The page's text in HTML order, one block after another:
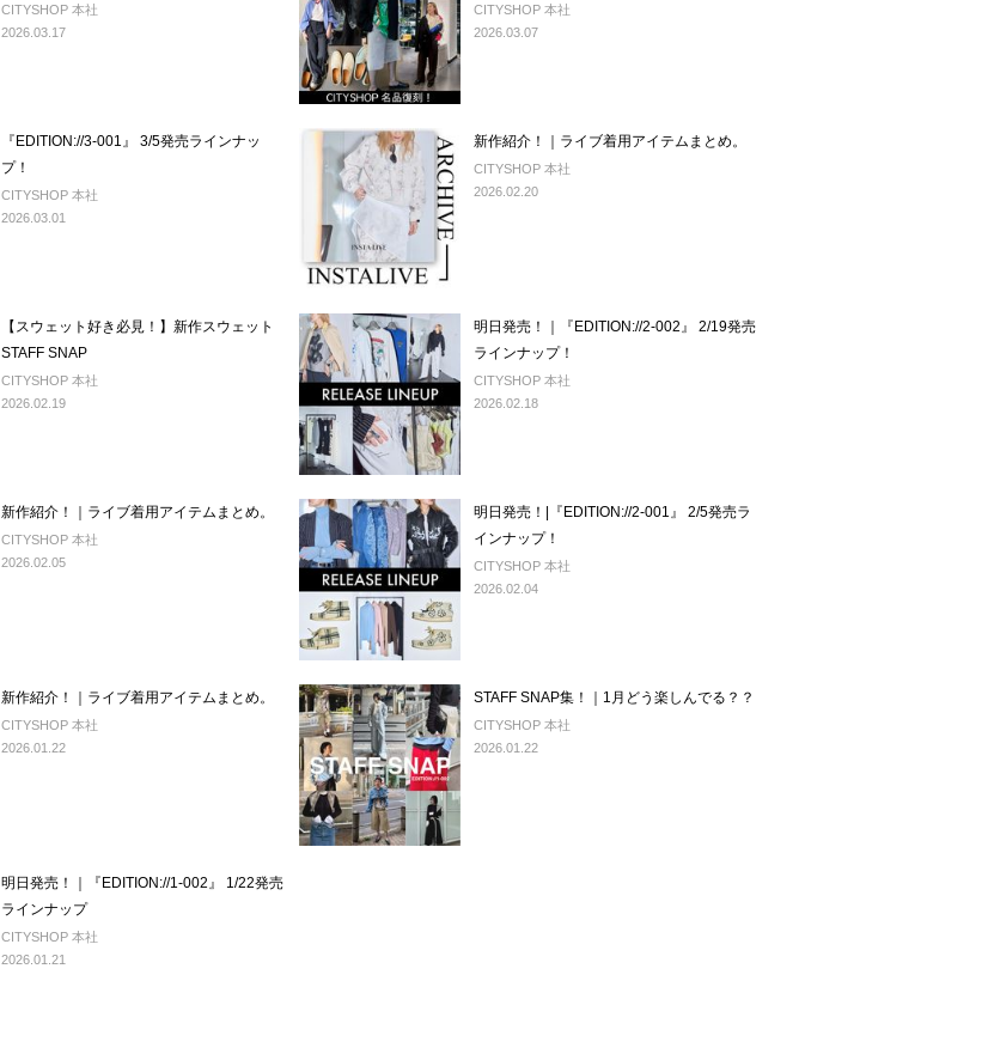
CITYSHOP 本社
2026.03.17
CITYSHOP 本社
2026.03.07
『EDITION://3-001』 3/5発売ラインナッ
プ！
CITYSHOP 本社
2026.03.01
新作紹介！｜ライブ着用アイテムまとめ。
CITYSHOP 本社
2026.02.20
【スウェット好き必見！】新作スウェット
STAFF SNAP
CITYSHOP 本社
2026.02.19
明日発売！｜『EDITION://2-002』 2/19発売
ラインナップ！
CITYSHOP 本社
2026.02.18
新作紹介！｜ライブ着用アイテムまとめ。
CITYSHOP 本社
2026.02.05
明日発売！|『EDITION://2-001』 2/5発売ラ
インナップ！
CITYSHOP 本社
2026.02.04
新作紹介！｜ライブ着用アイテムまとめ。
CITYSHOP 本社
2026.01.22
STAFF SNAP集！｜1月どう楽しんでる？？
CITYSHOP 本社
2026.01.22
明日発売！｜『EDITION://1-002』 1/22発売
ラインナップ
CITYSHOP 本社
2026.01.21